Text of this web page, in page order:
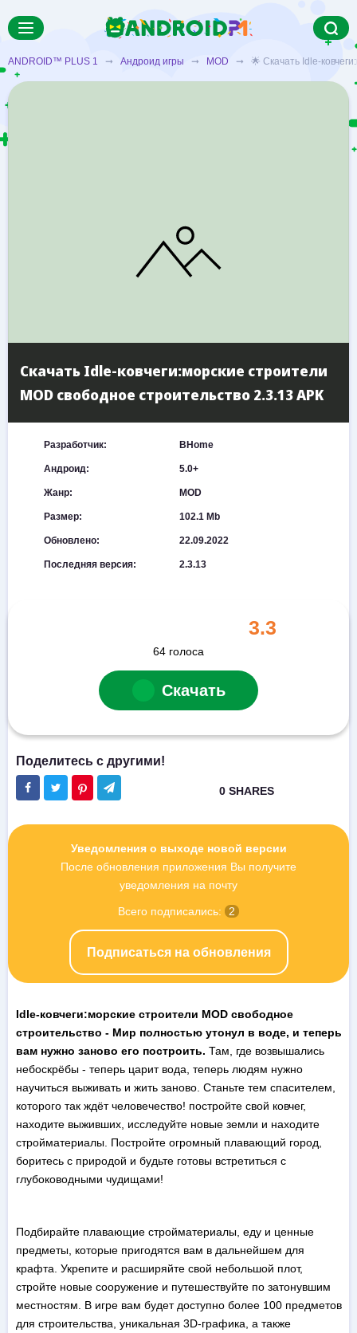
ANDROID™ PLUS 1 ➞ Андроид игры ➞ MOD ➞ 🌟 Скачать Idle-
Скачать Idle-ковчеги:морские строители
MOD свободное строительство 2.3.13 APK
Разработчик: BHome
Андроид: 5.0+
Жанр: MOD
Размер: 102.1 Mb
Обновлено: 22.09.2022
Последняя версия: 2.3.13
3.3
64 голоса
Скачать
Уведомления о выходе новой версии
После обновления приложения Вы получите
уведомления на почту
Подписаться на обновления
Всего подписались: 2
Idle-ковчеги:морские строители MOD свободное
строительство - Мир полностью утонул в воде, и теперь
вам нужно заново его построить. Там, где возвышались
небоскрёбы - теперь царит вода, теперь людям нужно
научиться выживать и жить заново. Станьте тем спасителем,
которого так ждёт человечество! постройте свой ковчег,
находите выживших, исследуйте новые земли и находите
стройматериалы. Постройте огромный плавающий город,
боритесь с природой и будьте готовы встретиться с
глубоководными чудищами!
Подбирайте плавающие стройматериалы, еду и ценные
предметы, которые пригодятся вам в дальнейшем для
крафта. Укрепите и расширяйте свой небольшой плот,
стройте новые сооружение и путешествуйте по затонувшим
местностям. В игре вам будет доступно более 100 предметов
для строительства, уникальная 3D-графика, а также